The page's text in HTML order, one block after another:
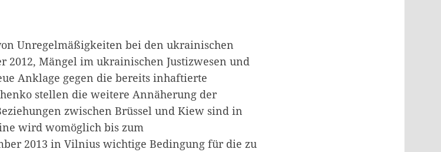
Unregelmäßigkeiten bei den ukrainischen
2012, Mängel im ukrainischen Justizwesen und
Anklage gegen die bereits inhaftierte
stellen die weitere Annäherung der
zwischen Brüssel und Kiew sind in
wird womöglich bis zum
2013 in Vilnius wichtige Bedingung für die zu